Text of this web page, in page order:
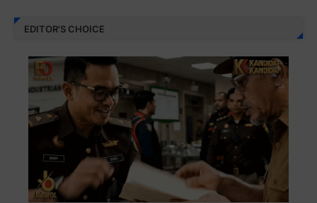
EDITOR'S CHOICE